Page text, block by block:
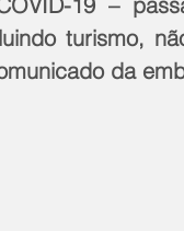
turismo,
da